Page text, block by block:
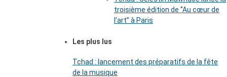
troisième édition de ‘’Au cœur de
l’art’’ à Paris
Les plus lus
Tchad : lancement des préparatifs de la fête
de la musique